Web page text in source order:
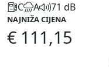
C A 71 dB
NAJNIŽA CIJENA
€ 111,15